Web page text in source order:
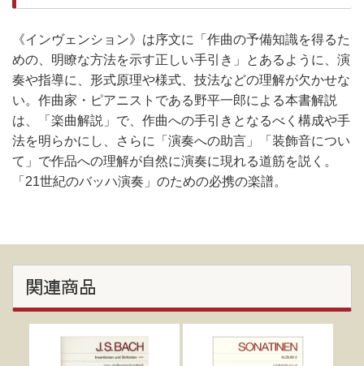
《インヴェンション》は序文に「作曲の予備知識を得るた
めの、明瞭な方法を示す正しい手引き」とあるように、演
奏や指導に、形式原理や様式、技法などの理解が欠かせな
い。作曲家・ピアニストである野平一郎による本書解説
は、「楽曲解説」で、作曲への手引きとなるべく構成や手
法を明らかにし、さらに「演奏への助言」「装飾音につい
て」で作品への理解が自然に演奏に現れる道筋を説く。
「21世紀のバッハ演奏」のための必携の楽譜。
関連商品